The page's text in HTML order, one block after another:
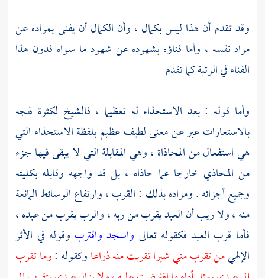
وقد تقدم أن هذا ليس بكمال ، وأن الكمال أن يفنى بمراده عن
مراد نفسه ، وأما فناؤه بشهوده عن شهود ما سواه فدون هذا
الفناء في الرتبة كما تقدم
وأما قوله : بعد الاستحذاء له تعظيما ، فالشيخ لكثرة لهجه
بالاستعارات عبر عن معنى لطيف عظيم بلفظة الاستحذاء التي
هي استفعال من المحاذاة ، وهي المقابلة التي لا يبقى فيها جزء
من المحاذي خارجا عما حاذاه ، بل قد واجهه وقابله بكليته
وجميع أجزائه . ومراده بذلك : القرب ، وارتفاع الوسائط المانعة
منه ، ولا ريب أن العبد يقرب من ربه ، والرب يقرب من عبده ،
فأما قرب العبد فكقوله تعالى واسجد واقترب وقوله في الأثر
الإلهيمن تقرب مني شبرا تقربت منه ذراعاوكقوله :وما تقرب